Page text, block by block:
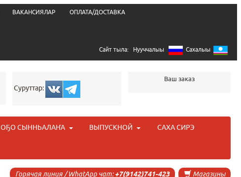
ВАКАНСИЯЛАР ОПЛАТА/ДОСТАВКА
Сайт тыла: Нууччалыы Сахалыы
Суруттар:
Ваш заказ
ОҔО СЫННЬАЛАҤА ВЫПУСКНОЙ САХА СИРЭ
Магазины
Горячая линия / WhatApp чат:+7(9142)741-423